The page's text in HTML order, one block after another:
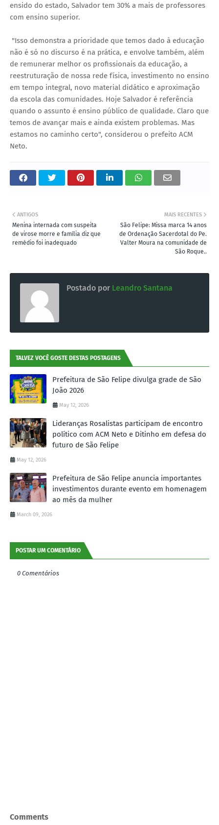
ensido do estado, Salvador tem 30% a mais de professores
com ensino superior.
"Isso demonstra a prioridade que temos dado à educação
não é só no discurso é na prática, e envolve também, além
de remunerar melhor os profissionais da educação, a
reestruturação de nossa rede física, investimento no ensino
em tempo integral, novo material didático e aproximação
da escola das comunidades. Hoje Salvador é referência
quando o assunto é ensino público de qualidade. Claro que
temos de avançar mais e ainda existem problemas. Mas
estamos no caminho certo", considerou o prefeito ACM
Neto.
MAIS RECENTES
São Felipe: Missa marca 14 anos
de Ordenação Sacerdotal do Pe.
Valter Moura na comunidade de
São Roque..
ANTIGOS
Menina internada com suspeita
de virose morre e família diz que
remédio foi inadequado
Postado por Leandro Santana
TALVEZ VOCÊ GOSTE DESTAS POSTAGENS
Prefeitura de São Felipe divulga grade de São
João 2026
May 12, 2026
Lideranças Rosalistas participam de encontro
político com ACM Neto e Ditinho em defesa do
futuro de São Felipe
May 12, 2026
Prefeitura de São Felipe anuncia importantes
investimentos durante evento em homenagem
ao mês da mulher
March 09, 2026
POSTAR UM COMENTÁRIO
0 Comentários
Comments